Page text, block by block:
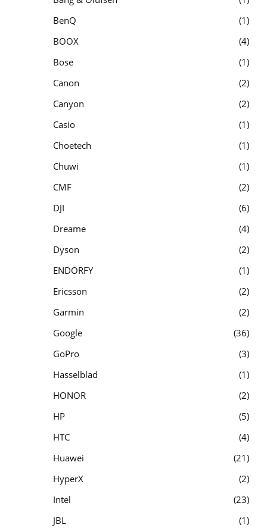
BenQ
1
BOOX
4
Bose
1
Canon
2
Canyon
2
Casio
1
Choetech
1
Chuwi
1
CMF
2
DJI
6
Dreame
4
Dyson
2
ENDORFY
1
Ericsson
2
Garmin
2
Google
36
GoPro
3
Hasselblad
1
HONOR
2
HP
5
HTC
4
Huawei
21
HyperX
2
Intel
23
JBL
1